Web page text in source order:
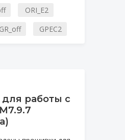
ORI_E2
GPEC2
работы с